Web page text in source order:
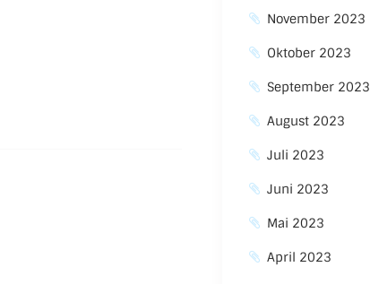
November 2023
Oktober 2023
September 2023
August 2023
Juli 2023
Juni 2023
Mai 2023
April 2023